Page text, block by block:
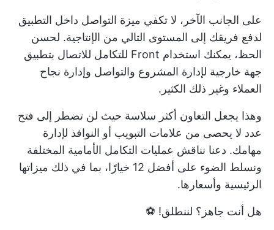
على الجانب الآخر، لا تكفي ميزة التواصل داخل التطبيق
لدفع فريقك إلى المستوى التالي من الإنتاجية. لحسن
الحظ، يمكنك استخدام Front
للتكامل للاتصال بتطبيق
جهة خارجية لإدارة المشروع والتواصل وإدارة نجاح
العملاء وغير ذلك الكثير.
وهذا يجعل التعاون أكثر سلاسة حيث لن تضطر إلى فتح
عدد لا يحصى من علامات التبويب أو النوافذ لإدارة
مهامك. دعنا نناقش عمليات التكامل الأمامية المختلفة
ونسلط الضوء على أفضل 12 خيارًا، بما في ذلك ميزاتها
الرئيسية وأسعارها.
هل أنت جاهز؟ لننطلق! ⚽️